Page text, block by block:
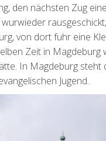
den nächsten Zug
von dort fuhr eine
Zeit in Magdeburg
In Magdeburg
Jugend.